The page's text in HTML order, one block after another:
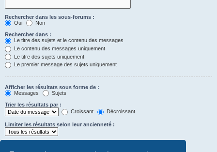
Rechercher dans les sous-forums :
Oui
Non
Rechercher dans :
Le titre des sujets et le contenu des messages
Le contenu des messages uniquement
Le titre des sujets uniquement
Le premier message des sujets uniquement
Afficher les résultats sous forme de :
Messages
Sujets
Trier les résultats par :
Croissant
Décroissant
Limiter les résultats selon leur ancienneté :